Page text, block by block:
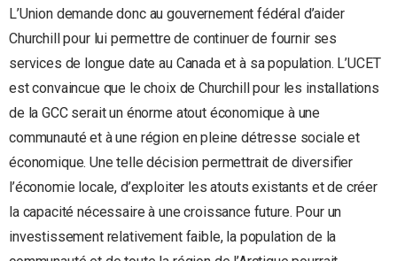
L’Union demande donc au gouvernement fédéral d’aider
Churchill pour lui permettre de continuer de fournir ses
services de longue date au Canada et à sa population. L’UCET
est convaincue que le choix de Churchill pour les installations
de la GCC serait un énorme atout économique à une
communauté et à une région en pleine détresse sociale et
économique. Une telle décision permettrait de diversifier
l’économie locale, d’exploiter les atouts existants et de créer
la capacité nécessaire à une croissance future. Pour un
investissement relativement faible, la population de la